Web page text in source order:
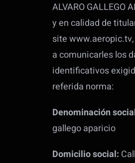
ALVARO GALLEGO
y en calidad de
site
a comunicarles los
identificativos
referida norma:
Denominación
gallego aparicio
Domicilio social: